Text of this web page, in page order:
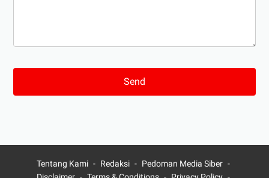
Tentang Kami Redaksi
Pedoman Media Siber